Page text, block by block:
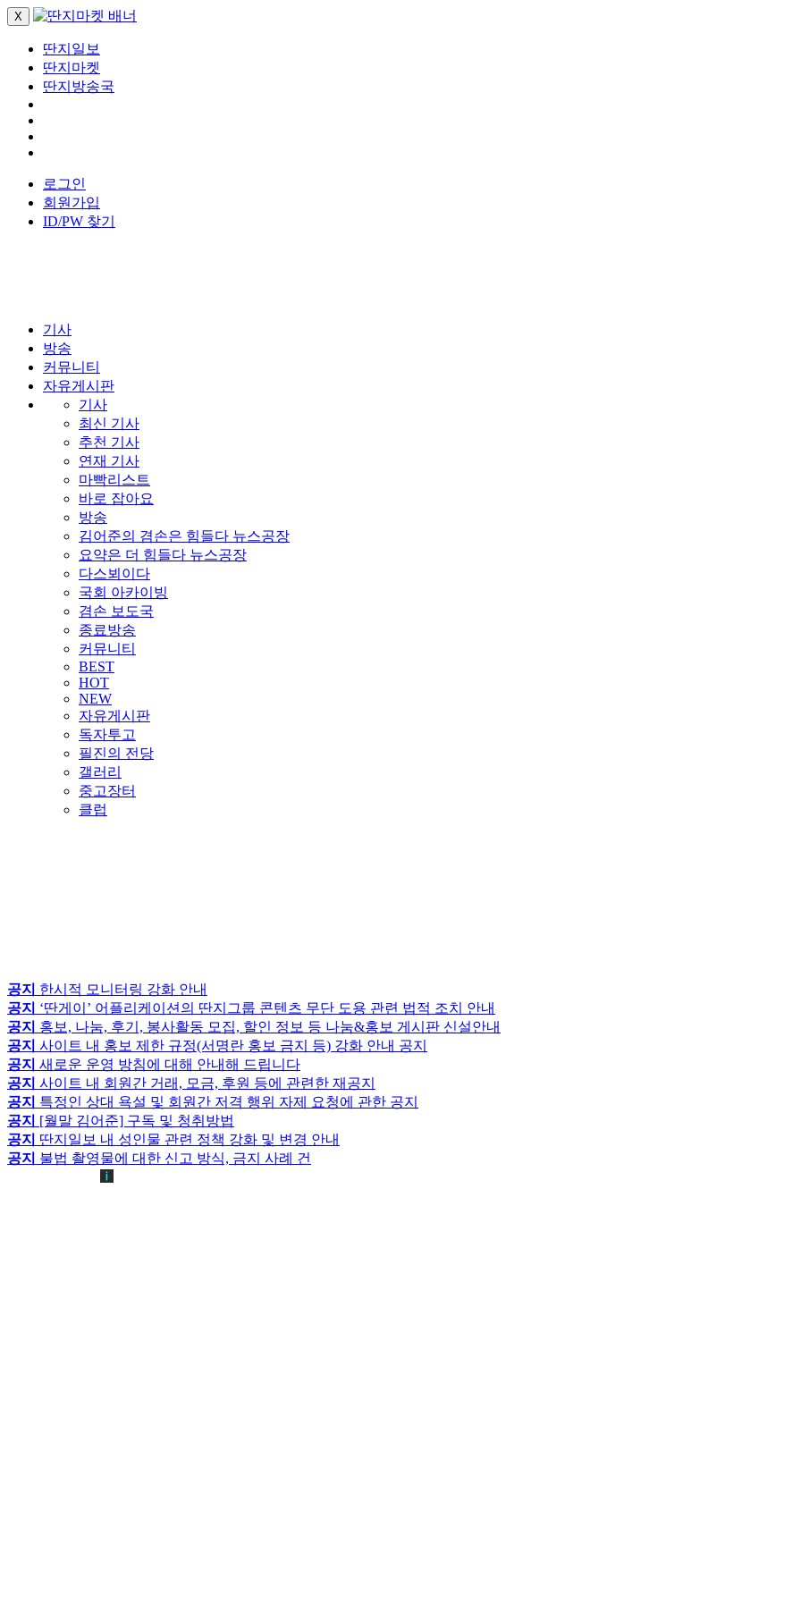
X
딴지일보
딴지마켓
딴지방송국
로그인
회원가입
ID/PW 찾기
기사
방송
커뮤니티
자유게시판
기사
최신 기사
추천 기사
연재 기사
마빡리스트
바로 잡아요
방송
김어준의 겸손은 힘들다 뉴스공장
요약은 더 힘들다 뉴스공장
다스뵈이다
국회 아카이빙
겸손 보도국
종료방송
커뮤니티
BEST
HOT
NEW
자유게시판
독자투고
필진의 전당
갤러리
중고장터
클럽
공지 한시적 모니터링 강화 안내
공지 ‘딴게이’ 어플리케이션의 딴지그룹 콘텐츠 무단 도용 관련 법적 조치 안내
공지 홍보, 나눔, 후기, 봉사활동 모집, 할인 정보 등 나눔&홍보 게시판 신설안내
공지 사이트 내 홍보 제한 규정(서명란 홍보 금지 등) 강화 안내 공지
공지 새로운 운영 방침에 대해 안내해 드립니다
공지 사이트 내 회원간 거래, 모금, 후원 등에 관련한 재공지
공지 특정인 상대 욕설 및 회원간 저격 행위 자제 요청에 관한 공지
공지 [월말 김어준] 구독 및 청취방법
공지 딴지일보 내 성인물 관련 정책 강화 및 변경 안내
공지 불법 촬영물에 대한 신고 방식, 금지 사례 건